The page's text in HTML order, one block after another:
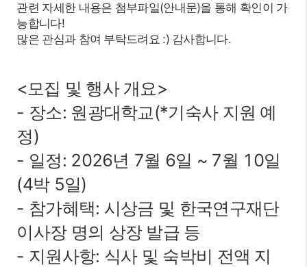
관련 자세한 내용은 첨부파일(안내문)을 통해 확인이 가
능합니다!
많은 관심과 참여 부탁드려요 :) 감사합니다.
<모집 및 행사 개요>
- 장소: 원광대학교(*기숙사 지원 예
정)
- 일정: 2026년 7월 6일 ~ 7월 10일
(4박 5일)
- 참가혜택: 시상금 및 한국연구재단
이사장 명의 상장 발급 등
- 지원사항: 식사 및 숙박비 전액 지